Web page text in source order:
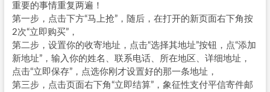
重要的事情重复两遍！
第一步，点击下方“马上抢”，随后，在打开的新页面右下角按
2次“立即购买”，
第二步，设置你的收寄地址，点击“选择其地址”按钮，点“添加
新地址”，输入你的姓名、联系电话、所在地区、详细地址，
点击“立即保存”，点选你刚才设置好的那一条地址，
第三步，点击页面右下角“立即结算”，象征性支付平信寄件邮